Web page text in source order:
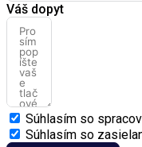
Váš dopyt
Súhlasím so
Súhlasím so